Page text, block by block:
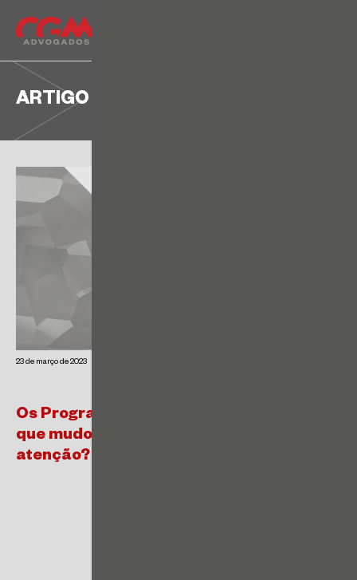
ARTIGO
23 de março de 2023
Os Programas de Integridade na NLL: o
que mudou e quais são os pontos de
atenção?